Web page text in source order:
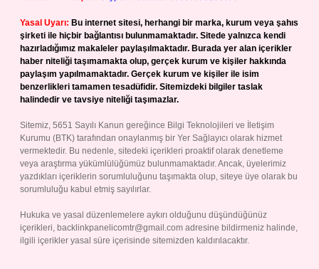
Yasal Uyarı: Bu internet sitesi, herhangi bir marka, kurum veya şahıs
şirketi ile hiçbir bağlantısı bulunmamaktadır. Sitede yalnızca kendi
hazırladığımız makaleler paylaşılmaktadır. Burada yer alan içerikler
haber niteliği taşımamakta olup, gerçek kurum ve kişiler hakkında
paylaşım yapılmamaktadır. Gerçek kurum ve kişiler ile isim
benzerlikleri tamamen tesadüfidir. Sitemizdeki bilgiler taslak
halindedir ve tavsiye niteliği taşımazlar.
Sitemiz, 5651 Sayılı Kanun gereğince Bilgi Teknolojileri ve İletişim
Kurumu (BTK) tarafından onaylanmış bir Yer Sağlayıcı olarak hizmet
vermektedir. Bu nedenle, sitedeki içerikleri proaktif olarak denetleme
veya araştırma yükümlülüğümüz bulunmamaktadır. Ancak, üyelerimiz
yazdıkları içeriklerin sorumluluğunu taşımakta olup, siteye üye olarak bu
sorumluluğu kabul etmiş sayılırlar.
Hukuka ve yasal düzenlemelere aykırı olduğunu düşündüğünüz
içerikleri, backlinkpanelicomtr@gmail.com adresine bildirmeniz halinde,
ilgili içerikler yasal süre içerisinde sitemizden kaldırılacaktır.